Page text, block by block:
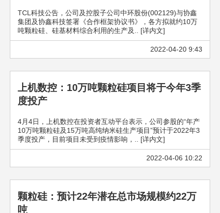
TCL科技公告，公司及控股子公司中环股份(002129)与协鑫
集团及协鑫科技签署《合作框架协议书》，各方拟就约10万
吨颗粒硅、硅基材料综合利用的生产及.. [详内文]
2022-04-20 9:43
上机数控：10万吨颗粒硅项目将于今年3季
度投产
4月4日，上机数控在投资者互动平台表示，公司参股的“年产
10万吨颗粒硅及15万吨高纯纳米硅生产项目”预计于2022年3
季度投产，目前项目未受到疫情影响，.. [详内文]
2022-04-06 10:22
颗粒硅：预计22年潜在总市场规模约22万
吨